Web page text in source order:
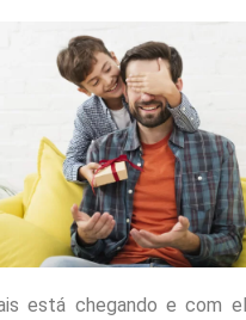
está chegando e com